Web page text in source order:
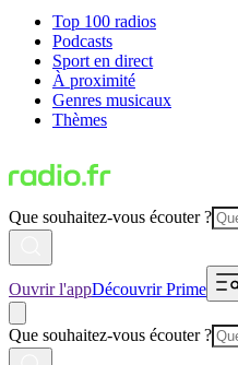
Top 100 radios
Podcasts
Sport en direct
À proximité
Genres musicaux
Thèmes
Que souhaitez-vous écouter ?
Ouvrir l'appDécouvrir Prime
Que souhaitez-vous écouter ?